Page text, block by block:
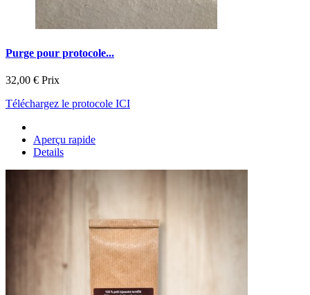
Purge pour protocole...
32,00 € Prix
Téléchargez le protocole ICI
Aperçu rapide
Details